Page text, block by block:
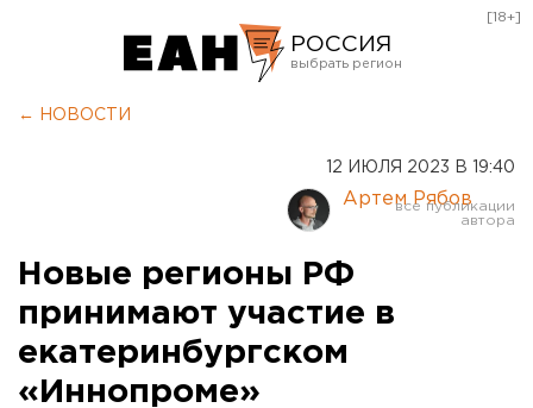
РОССИЯ
Курган
Оренбург
[18+]
← НОВОСТИ
12 ИЮЛЯ 2023 В 19:40
Артем Рябов
Новые регионы РФ
принимают участие в
екатеринбургском
«Иннопроме»